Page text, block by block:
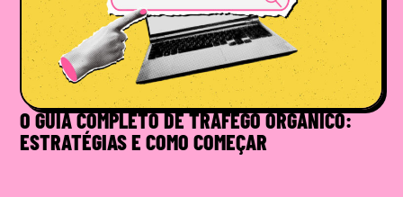
O GUIA COMPLETO DE TRÁFEGO ORGÂNICO:
ESTRATÉGIAS E COMO COMEÇAR